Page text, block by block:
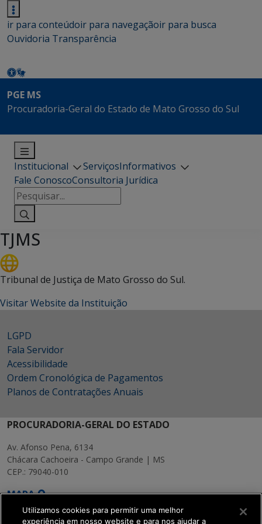
ir para conteúdoir para navegaçãoir para busca
Ouvidoria Transparência
PGE MS
Procuradoria-Geral do Estado de Mato Grosso do Sul
Institucional ServiçosInformativos
Fale ConoscoConsultoria Jurídica
Pesquisar
por:
TJMS
Tribunal de Justiça de Mato Grosso do Sul.
Visitar Website da Instituição
LGPD
Fala Servidor
Acessibilidade
Ordem Cronológica de Pagamentos
Planos de Contratações Anuais
PROCURADORIA-GERAL DO ESTADO
Av. Afonso Pena, 6134
Chácara Cachoeira - Campo Grande | MS
CEP.: 79040-010
MAPA
Utilizamos cookies para permitir uma melhor
experiência em nosso website e para nos ajudar a